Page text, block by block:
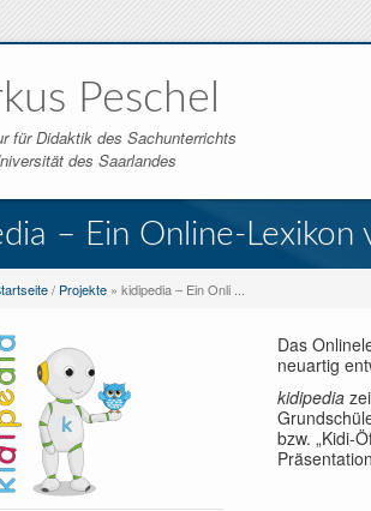
Peschel
für Didaktik des Sachunterrichts
des Saarlandes
– Ein Online-Lexikon
/ Projekte » kidipedia – Ein Onli ...
Das
neuartig
kidipedia
bzw. „Kidi-